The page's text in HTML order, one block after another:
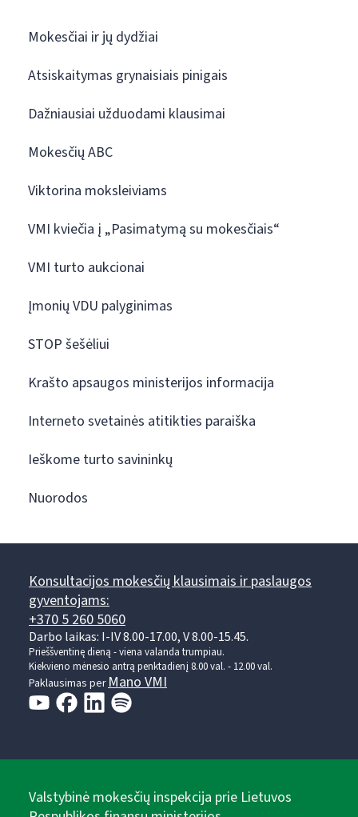
Mokesčiai ir jų dydžiai
Atsiskaitymas grynaisiais pinigais
Dažniausiai užduodami klausimai
Mokesčių ABC
Viktorina moksleiviams
VMI kviečia į „Pasimatymą su mokesčiais“
VMI turto aukcionai
Įmonių VDU palyginimas
STOP šešėliui
Krašto apsaugos ministerijos informacija
Interneto svetainės atitikties paraiška
Ieškome turto savininkų
Nuorodos
Konsultacijos mokesčių klausimais ir paslaugos
gyventojams:
+370 5 260 5060
Darbo laikas: I-IV 8.00-17.00, V 8.00-15.45.
Prieššventinę dieną - viena valanda trumpiau.
Kiekvieno mėnesio antrą penktadienį 8.00 val. - 12.00 val.
Paklausimas perMano VMI
Valstybinė mokesčių inspekcija prie Lietuvos